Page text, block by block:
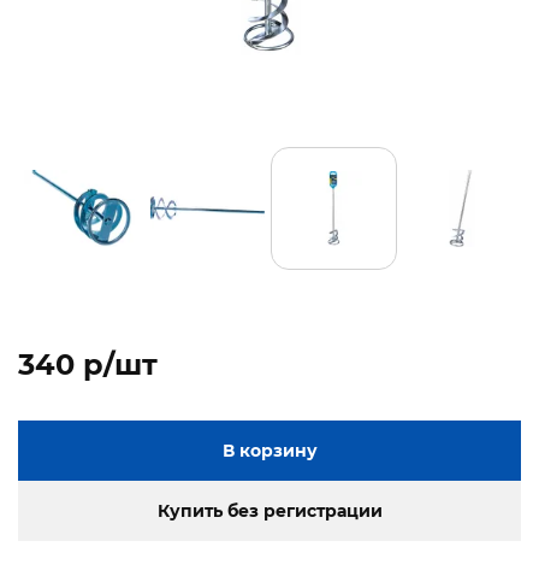
340 p/шт
В корзину
Купить без регистрации